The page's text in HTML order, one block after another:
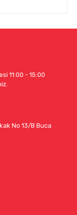
11:00 - 15:00
No 13/B Buca